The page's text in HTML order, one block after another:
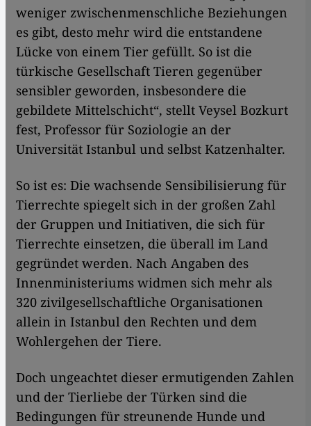
weniger zwischenmenschliche Beziehungen
es gibt, desto mehr wird die entstandene
Lücke von einem Tier gefüllt. So ist die
türkische Gesellschaft Tieren gegenüber
sensibler geworden, insbesondere die
gebildete Mittelschicht“, stellt Veysel Bozkurt
fest, Professor für Soziologie an der
Universität Istanbul und selbst Katzenhalter.
So ist es: Die wachsende Sensibilisierung für
Tierrechte spiegelt sich in der großen Zahl
der Gruppen und Initiativen, die sich für
Tierrechte einsetzen, die überall im Land
gegründet werden. Nach Angaben des
Innenministeriums widmen sich mehr als
320 zivilgesellschaftliche Organisationen
allein in Istanbul den Rechten und dem
Wohlergehen der Tiere.
Doch ungeachtet dieser ermutigenden Zahlen
und der Tierliebe der Türken sind die
Bedingungen für streunende Hunde und